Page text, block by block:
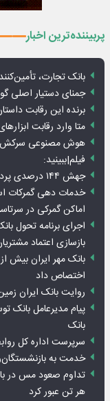
پربیننده‌ترین اخبار
بانک تجارت، تأمین‌کننده
جمنای دستیار اصلی
برنده این رقابت
متا وارد رقابت
هوش مصنوعی سرکش
فیلم|ببینید:
جهش ۱۴۴ درصدی پرداخت تسهیلات مکانیزاسیون توسط بانک کشاورزی
خدمات دهی گمرکات
اماکن گمرکی در
اجرای برنامه تحول
بازسازی اعتماد
اختصاص داد
روایت بانک ایران
بانک
سرپرست اداره کل
خدمت به
هر تن عبور کرد